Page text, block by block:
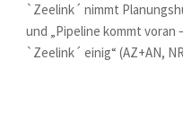
`Zeelink´ nimmt
und „Pipeline kommt
`Zeelink´ einig“ (AZ+AN,